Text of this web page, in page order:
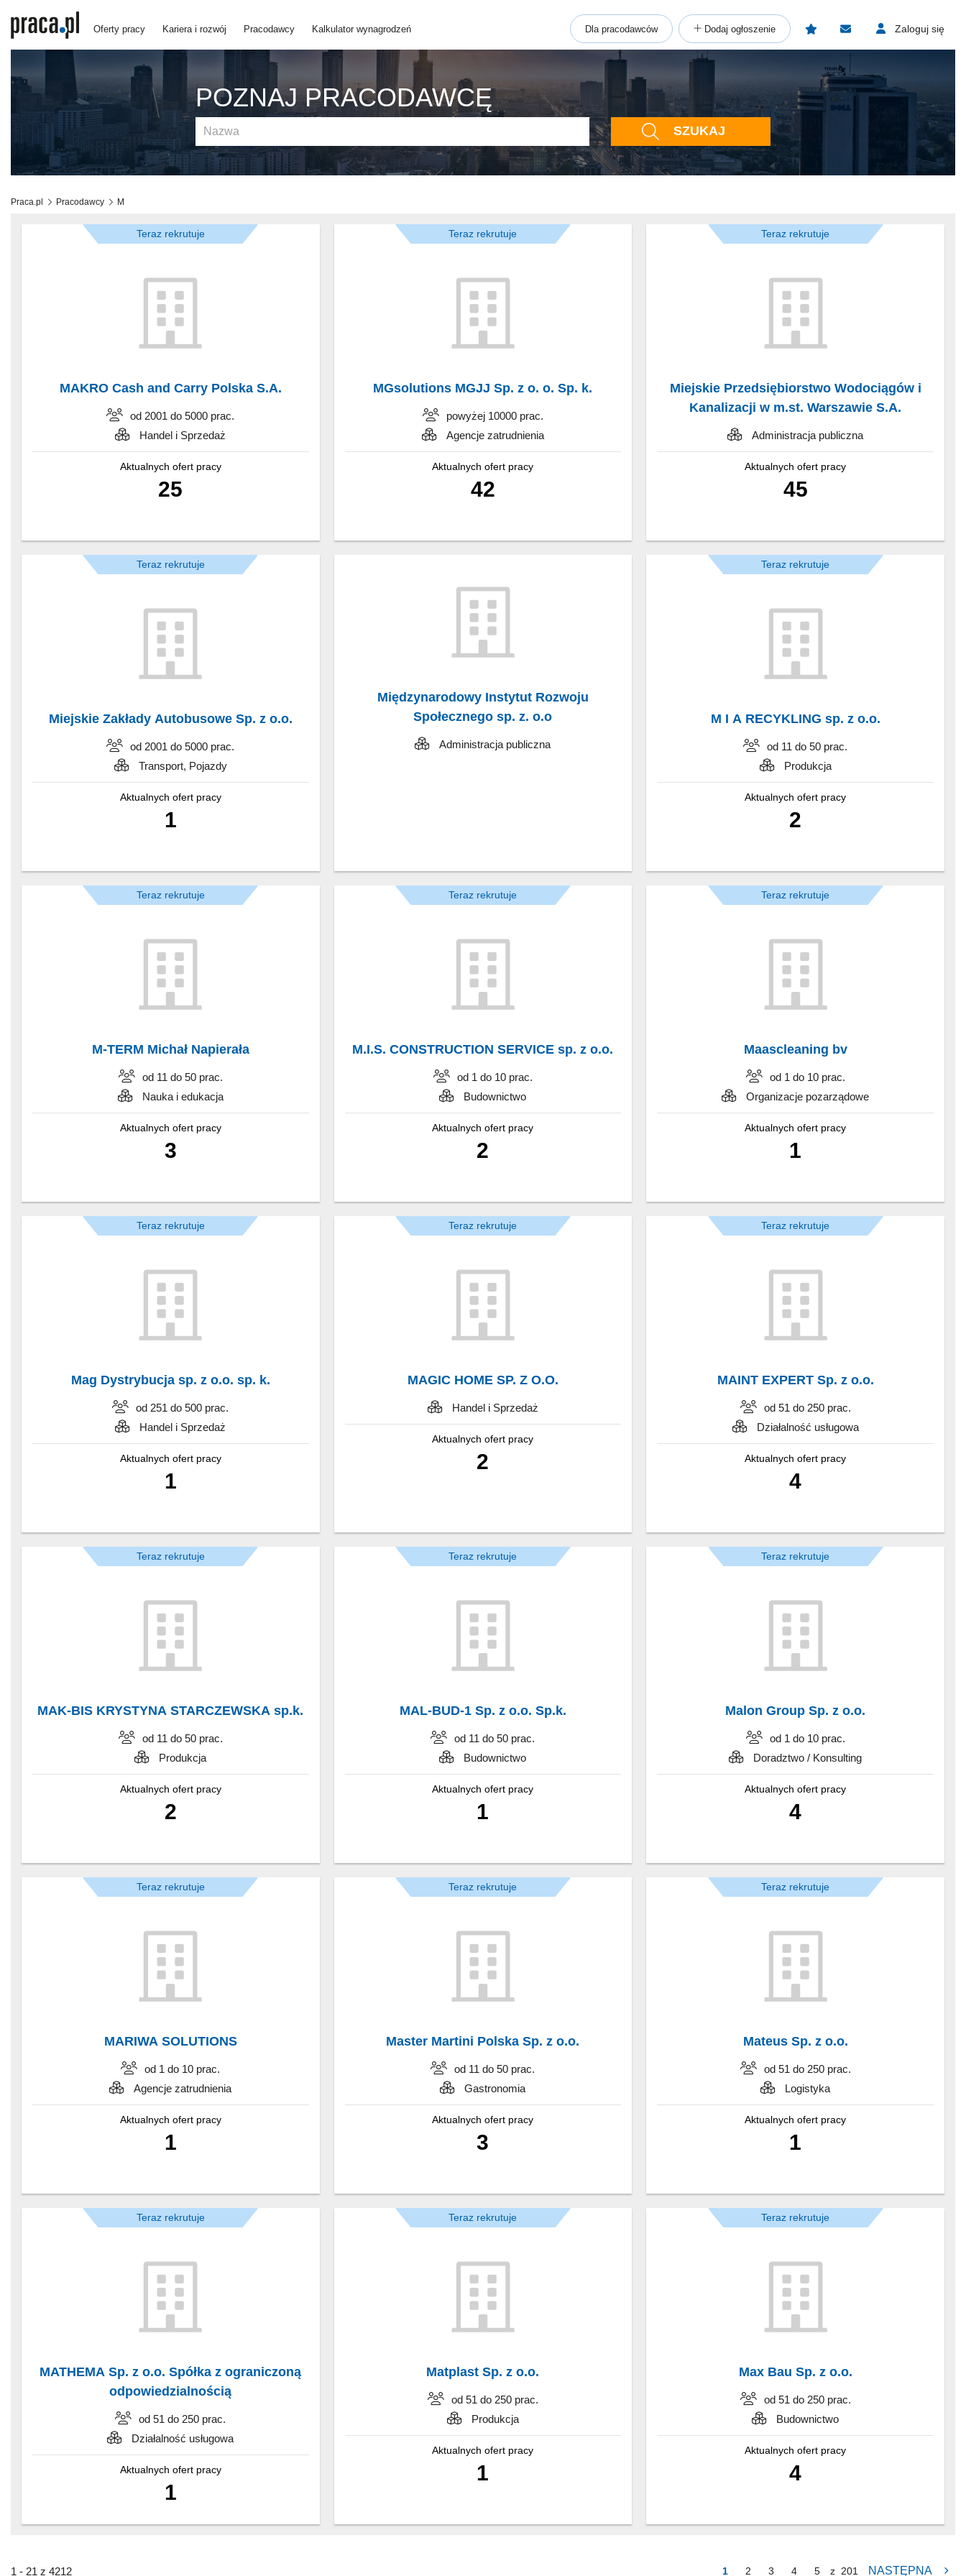
Oferty pracy Kariera i rozwój Pracodawcy Kalkulator wynagrodzeń Dla pracodawców Dodaj ogłoszenie Zaloguj się
POZNAJ PRACODAWCĘ
SZUKAJ
Praca.pl Pracodawcy M
Teraz rekrutuje
MAKRO Cash and Carry Polska S.A.
od 2001 do 5000 prac.
Handel i Sprzedaż
Aktualnych ofert pracy
25
Teraz rekrutuje
MGsolutions MGJJ Sp. z o. o. Sp. k.
powyżej 10000 prac.
Agencje zatrudnienia
Aktualnych ofert pracy
42
Teraz rekrutuje
Miejskie Przedsiębiorstwo Wodociągów i
Kanalizacji w m.st. Warszawie S.A.
Administracja publiczna
Aktualnych ofert pracy
45
Teraz rekrutuje
Miejskie Zakłady Autobusowe Sp. z o.o.
od 2001 do 5000 prac.
Transport, Pojazdy
Aktualnych ofert pracy
1
Międzynarodowy Instytut Rozwoju
Społecznego sp. z. o.o
Administracja publiczna
Teraz rekrutuje
M I A RECYKLING sp. z o.o.
od 11 do 50 prac.
Produkcja
Aktualnych ofert pracy
2
Teraz rekrutuje
M-TERM Michał Napierała
od 11 do 50 prac.
Nauka i edukacja
Aktualnych ofert pracy
3
Teraz rekrutuje
M.I.S. CONSTRUCTION SERVICE sp. z o.o.
od 1 do 10 prac.
Budownictwo
Aktualnych ofert pracy
2
Teraz rekrutuje
Maascleaning bv
od 1 do 10 prac.
Organizacje pozarządowe
Aktualnych ofert pracy
1
Teraz rekrutuje
Mag Dystrybucja sp. z o.o. sp. k.
od 251 do 500 prac.
Handel i Sprzedaż
Aktualnych ofert pracy
1
Teraz rekrutuje
MAGIC HOME SP. Z O.O.
Handel i Sprzedaż
Aktualnych ofert pracy
2
Teraz rekrutuje
MAINT EXPERT Sp. z o.o.
od 51 do 250 prac.
Działalność usługowa
Aktualnych ofert pracy
4
Teraz rekrutuje
MAK-BIS KRYSTYNA STARCZEWSKA sp.k.
od 11 do 50 prac.
Produkcja
Aktualnych ofert pracy
2
Teraz rekrutuje
MAL-BUD-1 Sp. z o.o. Sp.k.
od 11 do 50 prac.
Budownictwo
Aktualnych ofert pracy
1
Teraz rekrutuje
Malon Group Sp. z o.o.
od 1 do 10 prac.
Doradztwo / Konsulting
Aktualnych ofert pracy
4
Teraz rekrutuje
MARIWA SOLUTIONS
od 1 do 10 prac.
Agencje zatrudnienia
Aktualnych ofert pracy
1
Teraz rekrutuje
Master Martini Polska Sp. z o.o.
od 11 do 50 prac.
Gastronomia
Aktualnych ofert pracy
3
Teraz rekrutuje
Mateus Sp. z o.o.
od 51 do 250 prac.
Logistyka
Aktualnych ofert pracy
1
Teraz rekrutuje
MATHEMA Sp. z o.o. Spółka z ograniczoną
odpowiedzialnością
od 51 do 250 prac.
Działalność usługowa
Aktualnych ofert pracy
1
Teraz rekrutuje
Matplast Sp. z o.o.
od 51 do 250 prac.
Produkcja
Aktualnych ofert pracy
1
Teraz rekrutuje
Max Bau Sp. z o.o.
od 51 do 250 prac.
Budownictwo
Aktualnych ofert pracy
4
1 - 21 z 4212 1 2 3 4 5 z 201 NASTĘPNA